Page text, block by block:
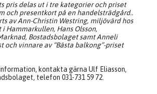
pris delas ut i tre kategorier och priset
och presentkort på en handelsträdgård..
av Ann-Christin Westring, miljövärd hos
Hammarkullen, Hans Olsson,
Bostadsbolaget samt Anneli
och vinnare av “Bästa balkong”-priset
kontakta gärna Ulf Eliasson,
telefon 031-731 59 72.